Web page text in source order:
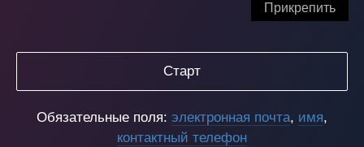
Прикрепить
Старт
Обязательные поля: электронная почта, имя,
контактный телефон